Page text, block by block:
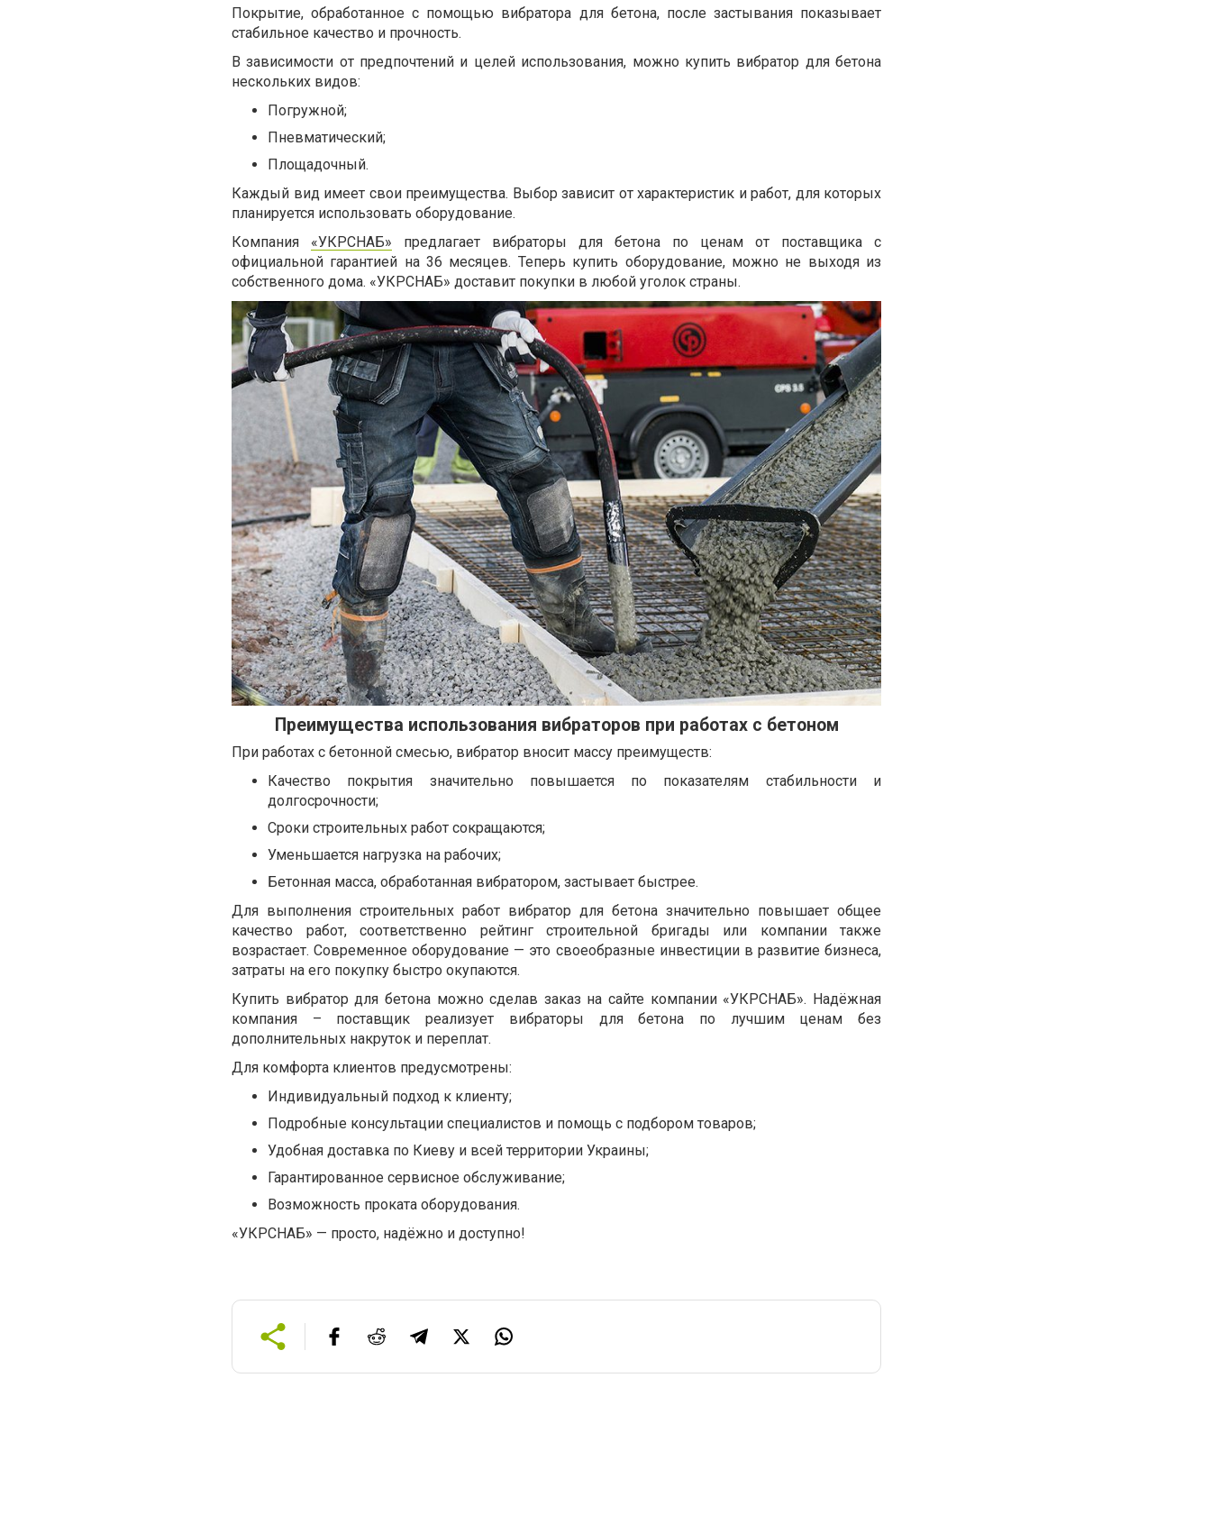
Покрытие, обработанное с помощью вибратора для бетона, после застывания показывает
стабильное качество и прочность.
В зависимости от предпочтений и целей использования, можно купить вибратор для бетона
нескольких видов:
Погружной;
Пневматический;
Площадочный.
Каждый вид имеет свои преимущества. Выбор зависит от характеристик и работ, для которых
планируется использовать оборудование.
Компания «УКРСНАБ» предлагает вибраторы для бетона по ценам от поставщика с
официальной гарантией на 36 месяцев. Теперь купить оборудование, можно не выходя из
собственного дома. «УКРСНАБ» доставит покупки в любой уголок страны.
Преимущества использования вибраторов при работах с бетоном
При работах с бетонной смесью, вибратор вносит массу преимуществ:
Качество покрытия значительно повышается по показателям стабильности и
долгосрочности;
Сроки строительных работ сокращаются;
Уменьшается нагрузка на рабочих;
Бетонная масса, обработанная вибратором, застывает быстрее.
Для выполнения строительных работ вибратор для бетона значительно повышает общее
качество работ, соответственно рейтинг строительной бригады или компании также
возрастает. Современное оборудование — это своеобразные инвестиции в развитие бизнеса,
затраты на его покупку быстро окупаются.
Купить вибратор для бетона можно сделав заказ на сайте компании «УКРСНАБ». Надёжная
компания – поставщик реализует вибраторы для бетона по лучшим ценам без
дополнительных накруток и переплат.
Для комфорта клиентов предусмотрены:
Индивидуальный подход к клиенту;
Подробные консультации специалистов и помощь с подбором товаров;
Удобная доставка по Киеву и всей территории Украины;
Гарантированное сервисное обслуживание;
Возможность проката оборудования.
«УКРСНАБ» — просто, надёжно и доступно!